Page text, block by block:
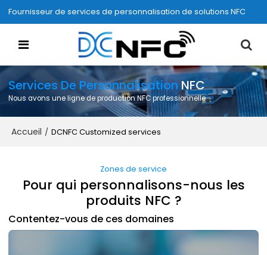
Fournisseur de services de personnalisation de solutions NFC
Services De PersonnalisationNFC
Nous avons une ligne de production NFC professionnelle
Accueil / DCNFC Customized services
Zones de service
Pour qui personnalisons-nous les
produits NFC ?
Contentez-vous de ces domaines